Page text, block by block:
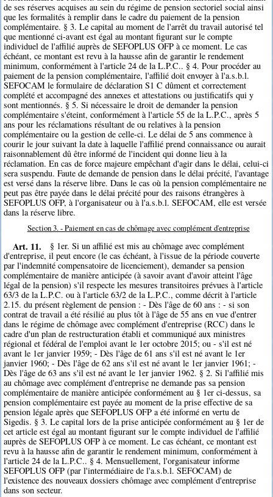
de ses réserves acquises au sein du régime de pension sectoriel social ainsi
que les formalités à remplir dans le cadre du paiement de la pension
complémentaire. § 3. Le capital au moment de l'arrêt du travail autorisé tel
que mentionné ci-avant est égal au montant figurant sur le compte
individuel de l'affilié auprès de SEFOPLUS OFP à ce moment. Le cas
échéant, ce montant est revu à la hausse afin de garantir le rendement
minimum, conformément à l'article 24 de la L.P.C.. § 4. Pour procéder au
paiement de la pension complémentaire, l'affilié doit envoyer à l'a.s.b.l.
SEFOCAM le formulaire de déclaration S1 C dûment et correctement
complété et accompagné des annexes et attestations ou justificatifs qui y
sont mentionnés. § 5. Si nécessaire le droit de demander la pension
complémentaire s'éteint, conformément à l'article 55 de la L.P.C., après 5
ans pour les réclamations résultant de ou relatives à la pension
complémentaire ou la gestion de celle-ci. Le délai de 5 ans commence à
courir le jour suivant la date à laquelle l'affilié prend connaissance ou aurait
raisonnablement dû être informé de l'incident qui donne lieu à la
réclamation. En cas de force majeure empêchant d'agir dans le délai, celui-ci
sera suspendu. Faute de demande de pension dans le délai précité, l'avantage
est versé dans la réserve libre. Dans le cas où la pension complémentaire ne
peut pas être payée dans le délai précité pour des raisons étrangères à
SEFOPLUS OFP, à l'organisateur ou à l'a.s.b.l. SEFOCAM, elle est versée
dans la réserve libre.
Section 3. - Paiement en cas de chômage avec complément d'entreprise
Art. 11.
§ 1er. Si un affilié est mis au chômage avec complément
d'entreprise, il peut encore (le cas échéant, à l'issue de la période couverte
par l'indemnité compensatoire de licenciement), demander sa pension
complémentaire de manière anticipée (à savoir avant d'avoir atteint l'âge
légal de la pension) s'il respecte les mesures transitoires prévues à l'article
63/3 de la L.P.C. ou à l'article 63/2 de la L.P.C., comme décrit à l'article
2.15. du présent règlement de pension : - Dès l'âge de 60 ans : - si son
contrat de travail a été résilié au plus tôt à l'âge de 55 ans en vue d'entrer
dans le régime de chômage avec complément d'entreprise (RCC) dans le
cadre d'un plan de restructuration établi et communiqué aux ministres
régional et fédéral de l'emploi avant le 1er octobre 2015; ou - s'il est né
avant le 1er janvier 1959; - Dès l'âge de 61 ans s'il est né avant le 1er
janvier 1960; - Dès l'âge de 62 ans s'il est né avant le 1er janvier 1961; -
Dès l'âge de 63 ans s'il est né avant le 1er janvier 1962. § 2. Si l'affilié mis
au chômage avec complément d'entreprise ne demande pas sa pension
complémentaire de manière anticipée conformément au § 1er ci-dessus, sa
pension complémentaire est payée au moment de la prise effective de sa
pension légale après que SEFOPLUS OFP a été informé en vertu de
Sigedis. § 3. Le capital lors de la prise anticipée conformément au § 1er de
cet article est égal au montant figurant sur le compte individuel de l'affilié
auprès de SEFOPLUS OFP à ce moment. Le cas échéant, ce montant est
revu à la hausse afin de garantir le rendement minimum, conformément à
l'article 24 de la L.P.C.. § 4. Mensuellement, l'organisateur informe
SEFOPLUS OFP (par l'intermédiaire de l'a.s.b.l. SEFOCAM) de
l'existence des nouveaux dossiers chômage avec complément d'entreprise
dans son secteur.